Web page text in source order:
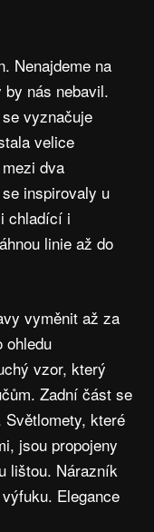
Nenajdeme na
nás nebavil.
vyznačuje
velice
dva
inspirovaly u
chladící i
linie až do
vyměnit až za
ohledu
vzor, který
Zadní část se
které
jsou propojeny
lištou. Nárazník
Elegance